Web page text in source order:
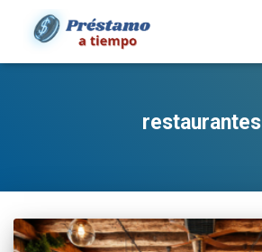
restaurantes